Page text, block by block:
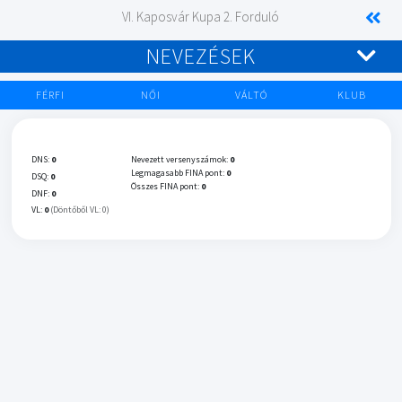
VI. Kaposvár Kupa 2. Forduló
NEVEZÉSEK
FÉRFI NŐI VÁLTÓ KLUB
DNS: 0
DSQ: 0
DNF: 0
VL: 0 (Döntőből VL: 0)
Nevezett versenyszámok: 0
Legmagasabb FINA pont: 0
Összes FINA pont: 0